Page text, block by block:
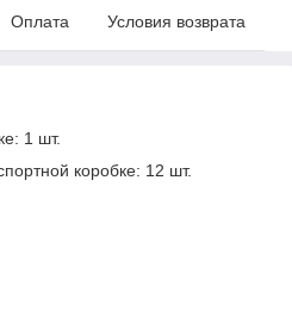
Оплата Условия возврата
1 шт.
коробке: 12 шт.